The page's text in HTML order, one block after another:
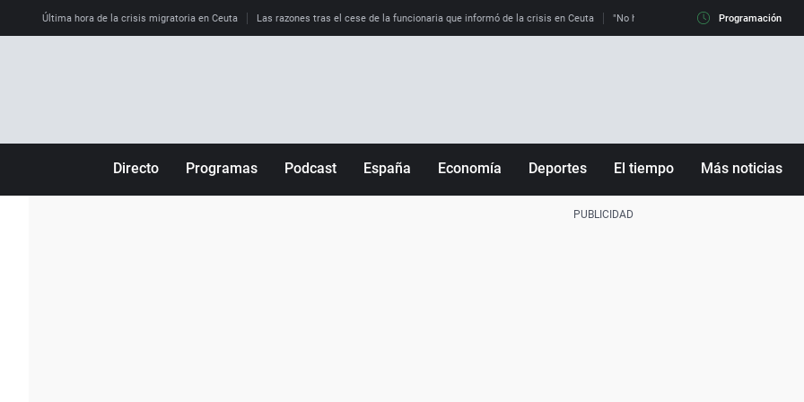
Última hora de la crisis migratoria en Ceuta Las razones tras el cese de la funcionaria que informó de la crisis en Ceuta "No hay mafias, que no nos engañen":
Programación
Directo Programas Podcast España Economía Deportes El tiempo Más noticias